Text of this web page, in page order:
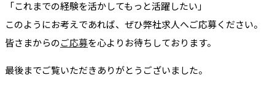
「これまでの経験を活かしてもっと活躍したい」
このようにお考えであれば、ぜひ弊社求人へご応募ください。
皆さまからのご応募を心よりお待ちしております。
最後までご覧いただきありがとうございました。